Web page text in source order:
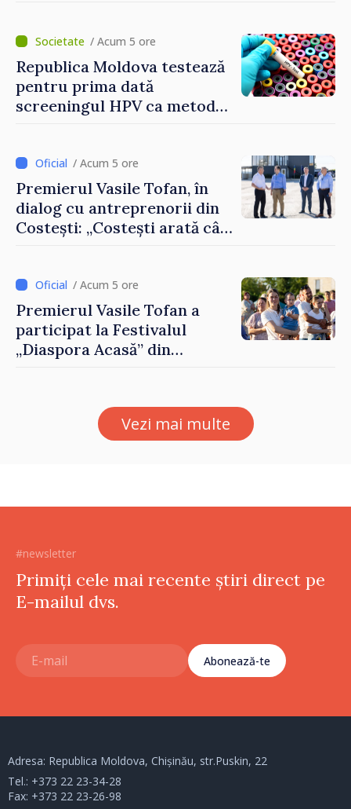
/ Acum 5 ore
Republica Moldova testează
pentru prima dată
screeningul HPV ca metodă
/ Acum 5 ore
Premierul Vasile Tofan, în
dialog cu antreprenorii din
Costești: „Costești arată cât
există inițiativă, muncă și
spirit antreprenorial”
/ Acum 5 ore
Premierul Vasile Tofan a
participat la Festivalul
„Diaspora Acasă” din
Vezi mai multe
#newsletter
Primiți cele mai recente știri direct pe
E-mailul dvs.
Abonează-te
Adresa: Republica Moldova, Chișinău, str.Puskin, 22
Tel.: +373 22 23-34-28
Fax: +373 22 23-26-98